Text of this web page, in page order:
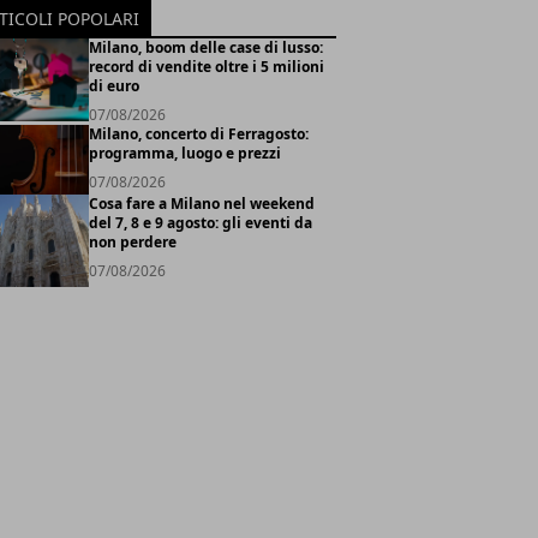
POPOLARI
Milano, boom delle case di lusso:
record di vendite oltre i 5 milioni
di euro
07/08/2026
Milano, concerto di Ferragosto:
programma, luogo e prezzi
07/08/2026
Cosa fare a Milano nel weekend
del 7, 8 e 9 agosto: gli eventi da
non perdere
07/08/2026